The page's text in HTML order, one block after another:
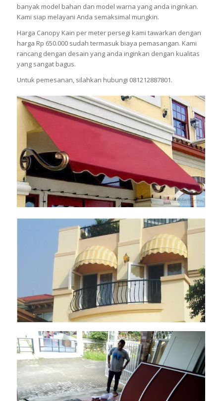
banyak model bahan dan model warna yang anda inginkan.
Kami siap melayani Anda semaksimal mungkin.
Harga Canopy Kain per meter persegi kami tawarkan dengan
harga Rp 650.000 sudah termasuk biaya pemasangan. Kami
rancang dengan desain yang anda inginkan dengan kualitas
yang sangat bagus.
Untuk pemesanan, silahkan hubungi 081212887801.